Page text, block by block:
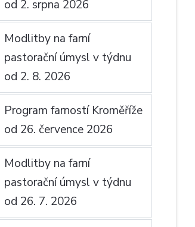
od 2. srpna 2026
Modlitby na farní
pastorační úmysl v týdnu
od 2. 8. 2026
Program farností Kroměříže
od 26. července 2026
Modlitby na farní
pastorační úmysl v týdnu
od 26. 7. 2026